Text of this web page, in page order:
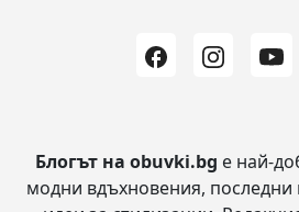
Блогът на obuvki.bg е най-
модни вдъхновения,